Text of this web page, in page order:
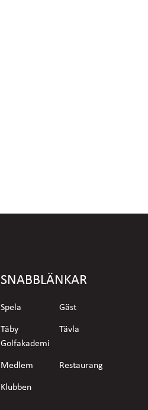
SNABBLÄNKAR
Spela Gäst
Täby
Golfakademi
Tävla
Medlem Restaurang
Klubben